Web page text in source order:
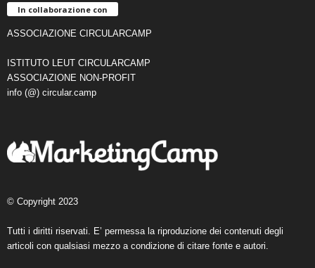
In collaborazione con
ASSOCIAZIONE CIRCULARCAMP
ISTITUTO LEUT CIRCULARCAMP
ASSOCIAZIONE NON-PROFIT
info (@) circular.camp
© Copyright 2023
Tutti i diritti riservati. E’ permessa la riproduzione dei contenuti degli
articoli con qualsiasi mezzo a condizione di citare fonte e autori.